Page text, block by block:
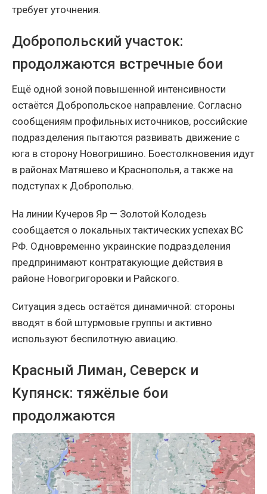
требует уточнения.
Добропольский участок:
продолжаются встречные бои
Ещё одной зоной повышенной интенсивности
остаётся Добропольское направление. Согласно
сообщениям профильных источников, российские
подразделения пытаются развивать движение с
юга в сторону Новогришино. Боестолкновения идут
в районах Матяшево и Краснополья, а также на
подступах к Доброполью.
На линии Кучеров Яр — Золотой Колодезь
сообщается о локальных тактических успехах ВС
РФ. Одновременно украинские подразделения
предпринимают контратакующие действия в
районе Новогригоровки и Райского.
Ситуация здесь остаётся динамичной: стороны
вводят в бой штурмовые группы и активно
используют беспилотную авиацию.
Красный Лиман, Северск и
Купянск: тяжёлые бои
продолжаются